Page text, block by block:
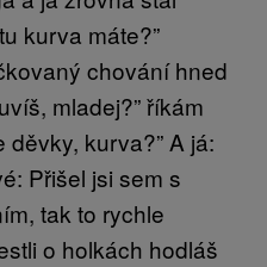
kurva máte?”
chování hned
mladej?” říkám
děvky, kurva?” A já:
Přišel jsi sem s
tak to rychle
o holkách hodláš